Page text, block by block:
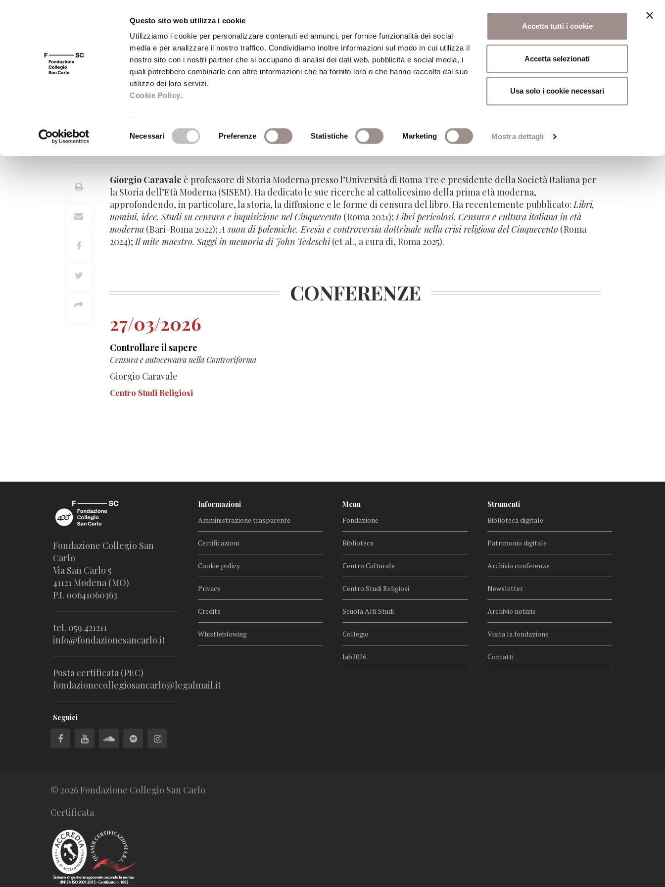
Questo sito web utilizza i cookie
Utilizziamo i cookie per personalizzare contenuti ed annunci, per fornire funzionalità dei social
media e per analizzare il nostro traffico. Condividiamo inoltre informazioni sul modo in cui utilizza il
nostro sito con i nostri partner che si occupano di analisi dei dati web, pubblicità e social media, i
quali potrebbero combinarle con altre informazioni che ha fornito loro o che hanno raccolto dal suo
utilizzo dei loro servizi.
Cookie Policy.
Necessari Preferenze Statistiche Marketing Mostra dettagli
Accetta tutti i cookie
Accetta selezionati
Usa solo i cookie necessari
FSC 400 Fondazione Biblioteca Centro Culturale Centro Studi Religiosi Scuola Alti Studi
Giorgio Caravale
Professore di Storia moderna – Università di Roma Tre
Giorgio Caravale è professore di Storia Moderna presso l’Università di Roma Tre e presidente della Società Italiana per
la Storia dell’Età Moderna (SISEM). Ha dedicato le sue ricerche al cattolicesimo della prima età moderna,
approfondendo, in particolare, la storia, la diffusione e le forme di censura del libro. Ha recentemente pubblicato:Libri,
uomini, idee. Studi su censura e inquisizione nel Cinquecento (Roma 2021);Libri pericolosi. Censura e cultura italiana in età
moderna (Bari-Roma 2022);A suon di polemiche. Eresia e controversia dottrinale nella crisi religiosa del Cinquecento (Roma
2024);Il mite maestro. Saggi in memoria di John Tedeschi(et al., a cura di, Roma 2025).
CONFERENZE
27/03/2026
Controllare il sapere
Censura e autocensura nella Controriforma
Giorgio Caravale
Centro Studi Religiosi
Fondazione Collegio San
Carlo
Via San Carlo 5
41121 Modena (MO)
P.I. 00641060363
tel. 059.421211
info@fondazionesancarlo.it
Posta certificata (PEC)
fondazionecollegiosancarlo@legalmail.it
Seguici
Informazioni
Amministrazione trasparente
Certificazioni
Cookie policy
Privacy
Credits
Whistleblowing
Menu
Fondazione
Biblioteca
Centro Culturale
Centro Studi Religiosi
Scuola Alti Studi
Collegio
lab2026
Strumenti
Biblioteca digitale
Patrimonio digitale
Archivio conferenze
Newsletter
Archivio notizie
Visita la fondazione
Contatti
© 2026 Fondazione Collegio San Carlo
Certificata